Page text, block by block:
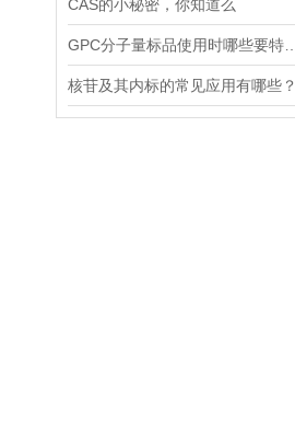
CAS的小秘密，你知道么
核苷及其内标的常见应用有哪些？